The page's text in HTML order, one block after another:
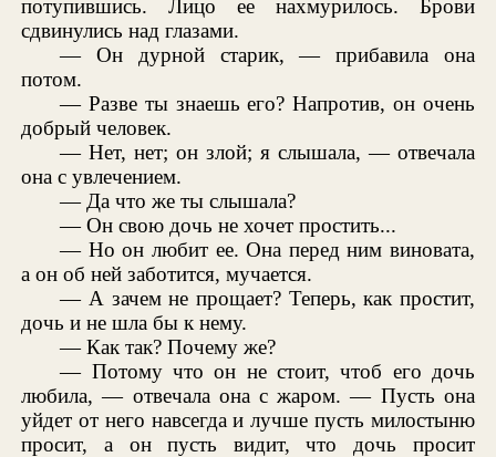
потупившись. Лицо ее нахмурилось. Брови
сдвинулись над глазами.
— Он дурной старик, — прибавила она
потом.
— Разве ты знаешь его? Напротив, он очень
добрый человек.
— Нет, нет; он злой; я слышала, — отвечала
она с увлечением.
— Да что же ты слышала?
— Он свою дочь не хочет простить...
— Но он любит ее. Она перед ним виновата,
а он об ней заботится, мучается.
— А зачем не прощает? Теперь, как простит,
дочь и не шла бы к нему.
— Как так? Почему же?
— Потому что он не стоит, чтоб его дочь
любила, — отвечала она с жаром. — Пусть она
уйдет от него навсегда и лучше пусть милостыню
просит, а он пусть видит, что дочь просит